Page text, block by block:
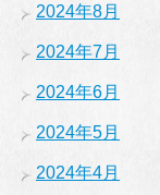
2024年8月
2024年7月
2024年6月
2024年5月
2024年4月